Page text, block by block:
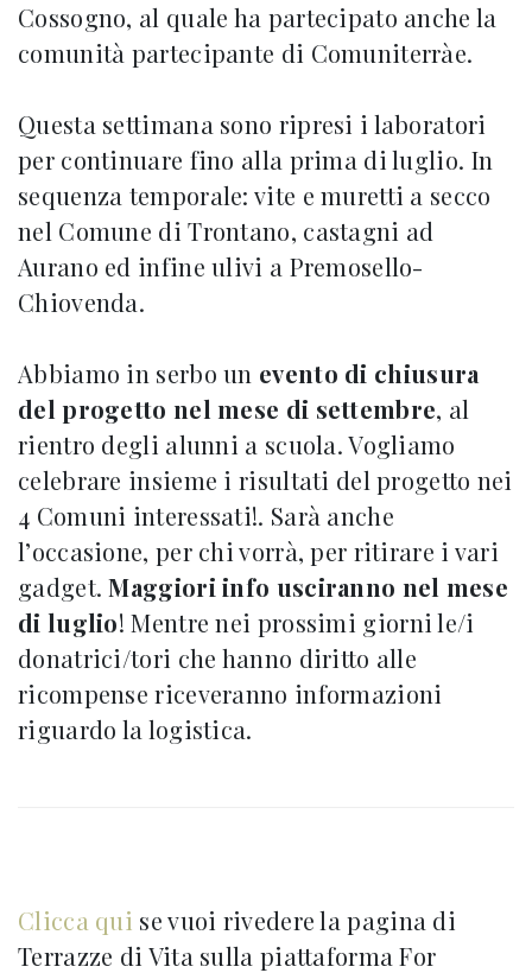
Cossogno, al quale ha partecipato anche la
comunità partecipante di Comuniterràe.
Questa settimana sono ripresi i laboratori
per continuare fino alla prima di luglio. In
sequenza temporale: vite e muretti a secco
nel Comune di Trontano, castagni ad
Aurano ed infine ulivi a Premosello-
Chiovenda.
Abbiamo in serbo un evento di chiusura
del progetto nel mese di settembre, al
rientro degli alunni a scuola. Vogliamo
celebrare insieme i risultati del progetto nei
4 Comuni interessati!. Sarà anche
l’occasione, per chi vorrà, per ritirare i vari
gadget.Maggiori info usciranno nel mese
di luglio! Mentre nei prossimi giorni le/i
donatrici/tori che hanno diritto alle
ricompense riceveranno informazioni
riguardo la logistica.
Clicca qui se vuoi rivedere la pagina di
Terrazze di Vita sulla piattaforma For